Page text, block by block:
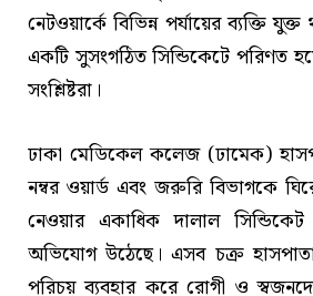
নেটওয়ার্কে বিভিন্ন পর্যায়ের ব্যক্তি
একটি সুসংগঠিত সিন্ডিকেটে পরিণত
সংশ্লিষ্টরা।
ঢাকা মেডিকেল কলেজ (ঢামেক)
নম্বর ওয়ার্ড এবং জরুরি বিভাগকে
নেওয়ার একাধিক দালাল
অভিযোগ উঠেছে। এসব চক্র
পরিচয় ব্যবহার করে রোগী ও